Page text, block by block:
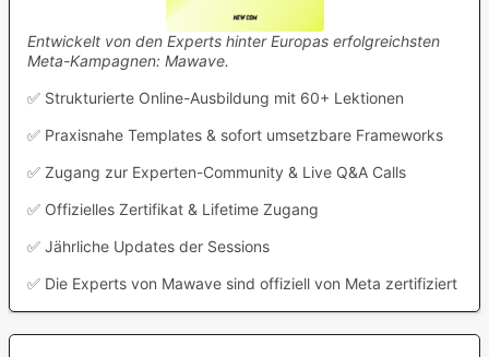
Entwickelt von den Experts hinter Europas erfolgreichsten
Meta-Kampagnen: Mawave.
✅ Strukturierte Online-Ausbildung mit 60+ Lektionen
✅ Praxisnahe Templates & sofort umsetzbare Frameworks
✅ Zugang zur Experten-Community & Live Q&A Calls
✅ Offizielles Zertifikat & Lifetime Zugang
✅ Jährliche Updates der Sessions
✅ Die Experts von Mawave sind offiziell von Meta zertifiziert